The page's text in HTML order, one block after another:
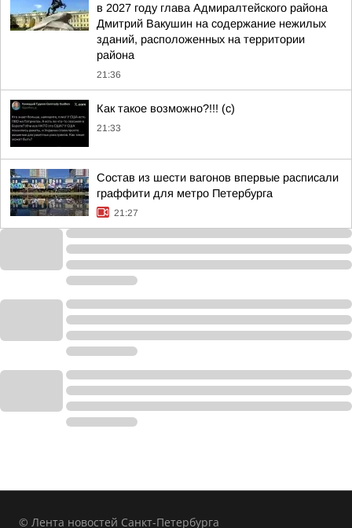
в 2027 году глава Адмиралтейского района
Дмитрий Вакушин на содержание нежилых
зданий, расположенных на территории
района
21:36
Как такое возможно?!!! (c)
21:33
Состав из шести вагонов впервые расписали
граффити для метро Петербурга
21:27
© Лента новостей Санкт-Петербурга